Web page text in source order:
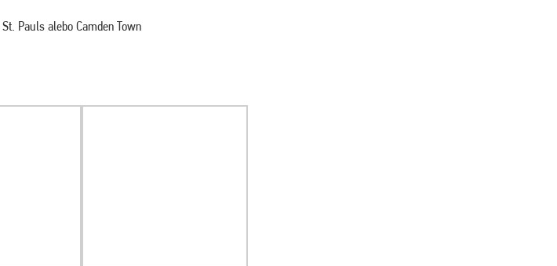
Pauls alebo Camden Town